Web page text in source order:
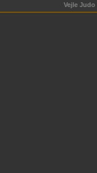
Vejle Judo